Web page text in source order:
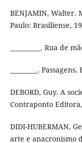
BENJAMIN, Walter.
Paulo: Brasiliense,
__________. Rua de
_________.
DEBORD, Guy. A
Contraponto
DIDI-HUBERMAN,
arte e anacronismo